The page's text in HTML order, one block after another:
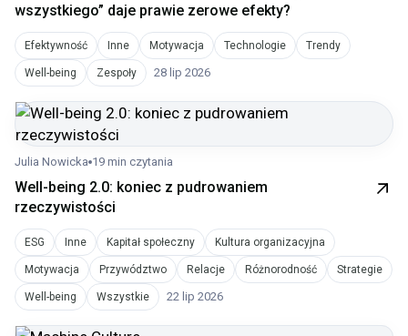
wszystkiego” daje prawie zerowe efekty?
Efektywność Inne Motywacja Technologie Trendy
Well-being Zespoły 28 lip 2026
Julia Nowicka 19 min czytania
Well-being 2.0: koniec z pudrowaniem
rzeczywistości
ESG Inne Kapitał społeczny Kultura organizacyjna
Motywacja Przywództwo Relacje Różnorodność Strategie
Well-being Wszystkie 22 lip 2026